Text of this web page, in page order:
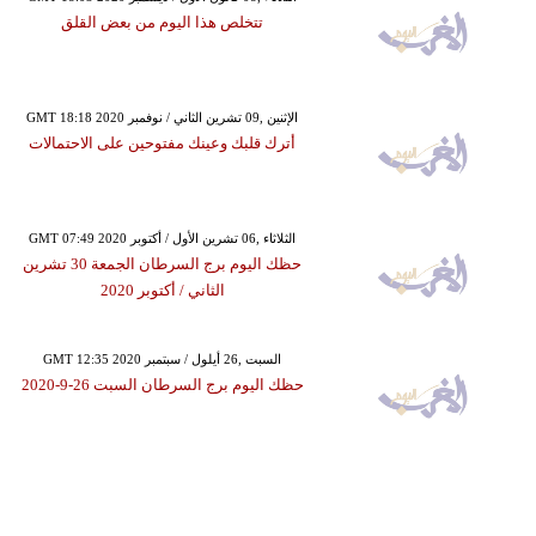
تتخلص هذا اليوم من بعض القلق
GMT 18:18 2020 الإثنين ,09 تشرين الثاني / نوفمبر
أترك قلبك وعينك مفتوحين على الاحتمالات
GMT 07:49 2020 الثلاثاء ,06 تشرين الأول / أكتوبر
حظك اليوم برج السرطان الجمعة 30 تشرين
الثاني / أكتوبر 2020
GMT 12:35 2020 السبت ,26 أيلول / سبتمبر
حظك اليوم برج السرطان السبت 26-9-2020